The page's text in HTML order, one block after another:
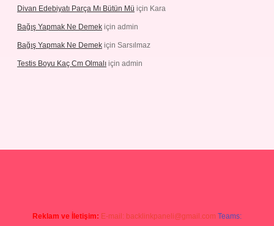
Divan Edebiyatı Parça Mı Bütün Mü için Kara
Bağış Yapmak Ne Demek için admin
Bağış Yapmak Ne Demek için Sarsılmaz
Testis Boyu Kaç Cm Olmalı için admin
Reklam ve İletişim: E-mail: backlinkpaneli@gmail.com Teams: